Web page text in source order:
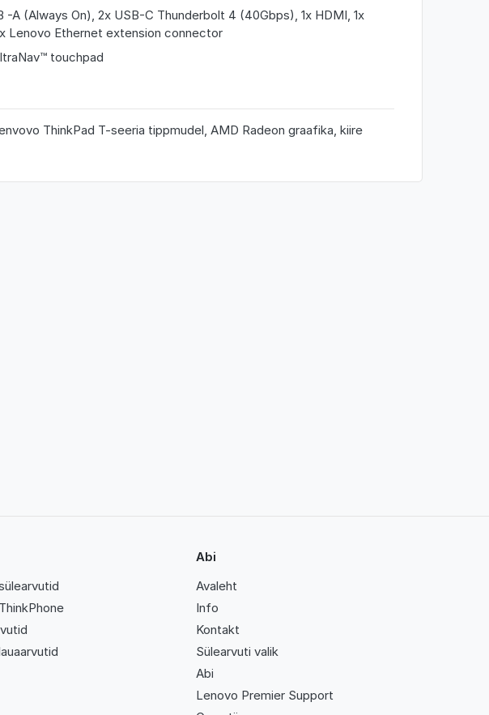
-A (Always On), 2x USB-C Thunderbolt 4 (40Gbps), 1x HDMI, 1x
Lenovo Ethernet extension connector
touchpad
ThinkPad T-seeria tippmudel, AMD Radeon graafika, kiire
Abi
Avaleht
Info
Kontakt
Sülearvuti valik
Abi
Lenovo Premier Support